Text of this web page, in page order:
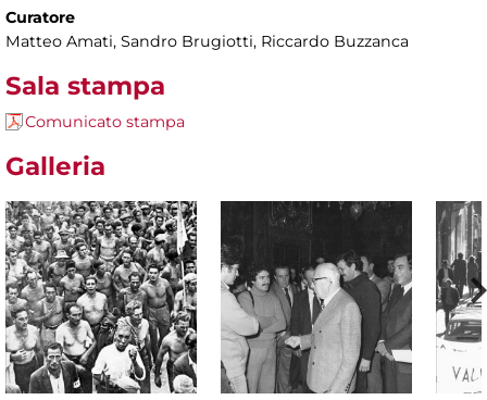
Curatore
Matteo Amati, Sandro Brugiotti, Riccardo Buzzanca
Sala stampa
Comunicato stampa
Galleria